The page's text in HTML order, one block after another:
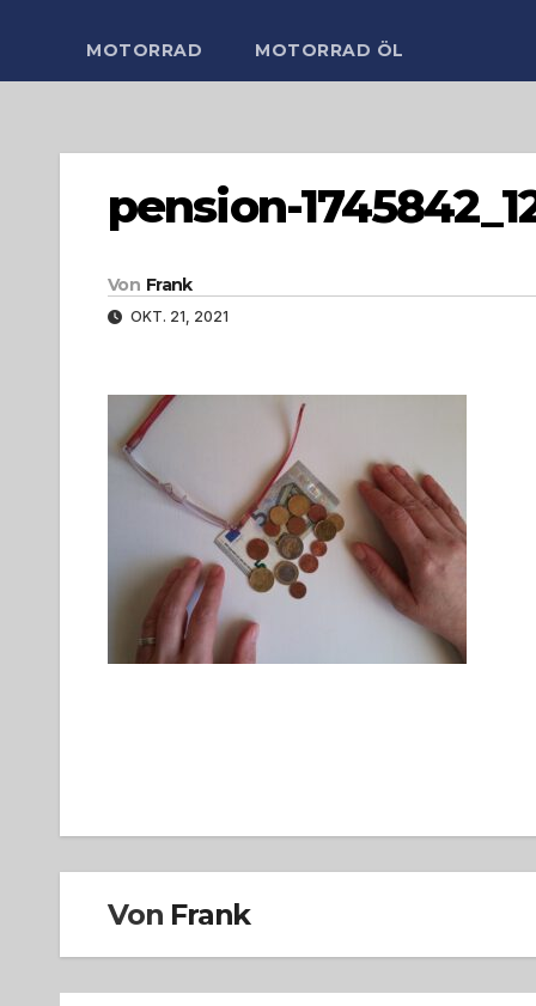
MOTORRAD MOTORRAD ÖL
pension-
Von Frank
OKT. 21, 2021
Von Frank